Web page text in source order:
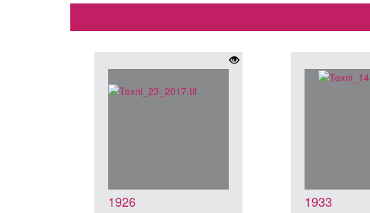
1926 1933